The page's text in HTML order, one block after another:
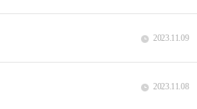
2023.11.09
2023.11.08